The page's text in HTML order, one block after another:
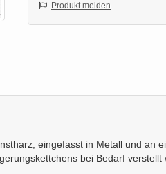
Produkt melden
eingefasst in Metall und an
bei Bedarf verstellt